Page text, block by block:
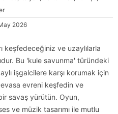
2026
keşfedeceğiniz ve uzaylılarla
Bu 'kule savunma' türündeki
işgalcilere karşı korumak için
evreni keşfedin ve
savaş yürütün. Oyun,
ve müzik tasarımı ile mutlu